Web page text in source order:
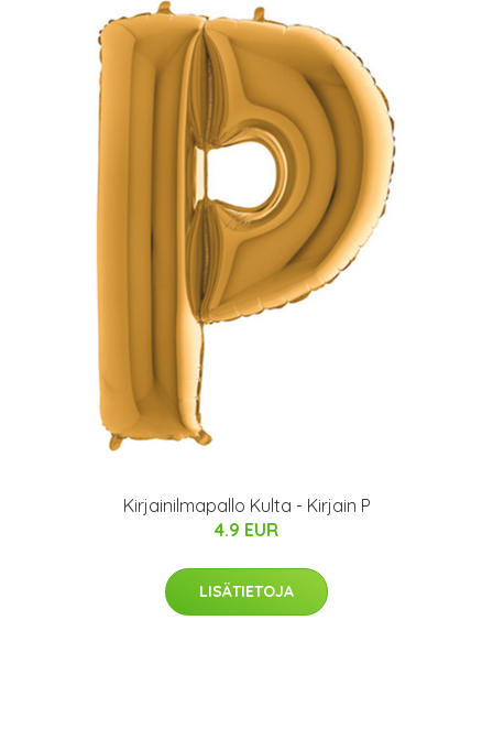
Kirjainilmapallo Kulta - Kirjain P
4.9 EUR
LISÄTIETOJA